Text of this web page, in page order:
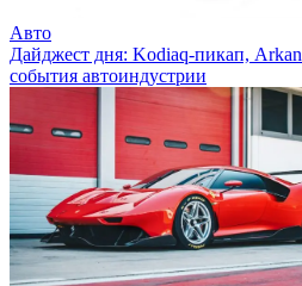
Авто
Дайджест дня: Kodiaq-пикап,
события автоиндустрии